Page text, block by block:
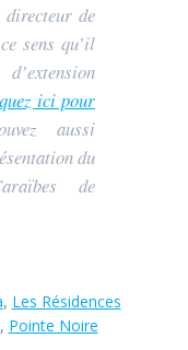
de
sens qu’il
ici pour
aussi
du
de
, Les Résidences
, Pointe Noire